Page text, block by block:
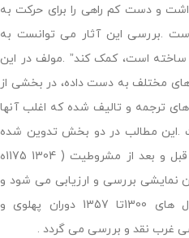
و دست کم راهی را برای حرکت به
.بررسی این آثار می توانست به
ساخته است، کمک کند” .مولف در این
های مختلف به دست داده، در بخشی از
ترجمه و تالیف شده که اغلب آنها
.این مطالب در دو بخش تدوین شده
است .در بخش نخست، تئاتر ایران قبل و بعد از مشروطیت ( 1304 1175ه
نمایشی بررسی و ارزیابی می شود و
در بخش دوم، تئاتر ایران در سال های 1300تا 1357 دوران پهلوی و
غرب نقد و بررسی می گردد .